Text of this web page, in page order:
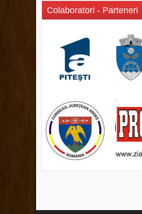
Colaboratori - Parteneri